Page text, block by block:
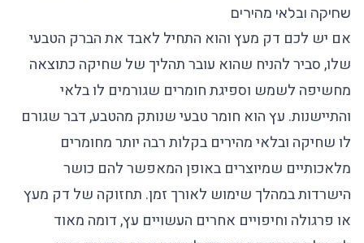
שחיקה ובלאי מהירים
אם יש לכם דק מעץ והוא התחיל לאבד את הברק הטבעי
שלו, סביר להניח שהוא עובר תהליך של שחיקה כתוצאה
מחשיפה לשמש וספיגת חומרים שגורמים לו בלאי
והתיישנות. עץ הוא חומר טבעי שנותק מהטבע, דבר שגורם
לו שחיקה ובלאי מהירים בקלות רבה יותר מחומרים
מלאכותיים שמיוצרים באופן המאפשר להם כושר
הישרדות במהלך שימוש לאורך זמן. תחזוקה של דק מעץ
או פרגולה וחיפויים אחרים העשויים עץ, דומה מאוד